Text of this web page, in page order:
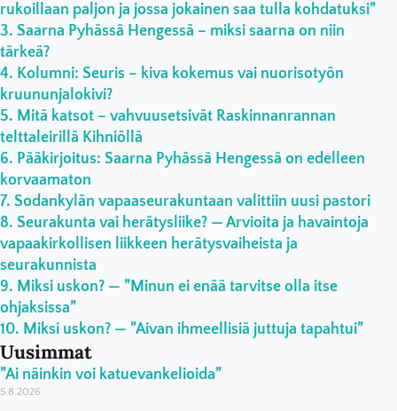
rukoillaan paljon ja jossa jokainen saa tulla kohdatuksi”
Saarna Pyhässä Hengessä – miksi saarna on niin
tärkeä?
Kolumni: Seuris – kiva kokemus vai nuorisotyön
kruununjalokivi?
Mitä katsot – vahvuusetsivät Raskinnanrannan
telttaleirillä Kihniöllä
Pääkirjoitus: Saarna Pyhässä Hengessä on edelleen
korvaamaton
Sodankylän vapaaseurakuntaan valittiin uusi pastori
Seurakunta vai herätysliike? — Arvioita ja havaintoja
vapaakirkollisen liikkeen herätysvaiheista ja
seurakunnista
Miksi uskon? — ”Minun ei enää tarvitse olla itse
ohjaksissa”
Miksi uskon? — ”Aivan ihmeellisiä juttuja tapahtui”
Uusimmat
”Ai näinkin voi katuevankelioida”
5.8.2026